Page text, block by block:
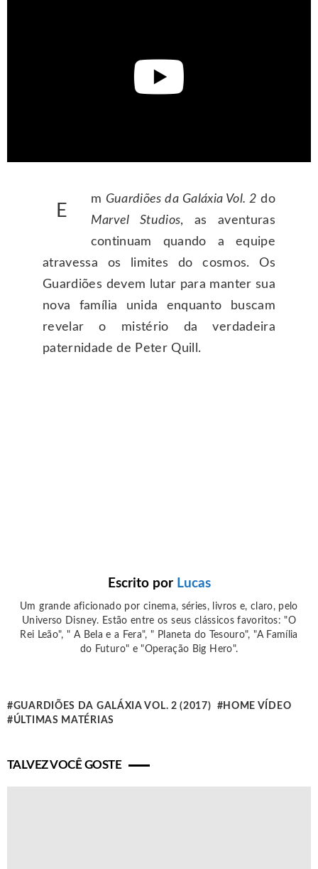
E
m Guardiões da Galáxia Vol. 2 do
Marvel Studios, as aventuras
continuam quando a equipe
atravessa os limites do cosmos. Os
Guardiões devem lutar para manter sua
nova família unida enquanto buscam
revelar o mistério da verdadeira
paternidade de Peter Quill.
Escrito por Lucas
Um grande aficionado por cinema, séries, livros e, claro, pelo
Universo Disney. Estão entre os seus clássicos favoritos: "O
Rei Leão", " A Bela e a Fera", " Planeta do Tesouro", "A Família
do Futuro" e "Operação Big Hero".
GUARDIÕES DA GALÁXIA VOL. 2 (2017)
HOME VÍDEO
ÚLTIMAS MATÉRIAS
TALVEZ VOCÊ GOSTE